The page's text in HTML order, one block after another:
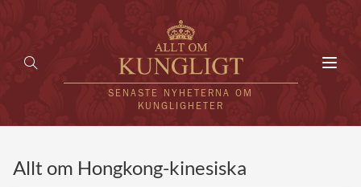
SENASTE NYHETERNA OM
KUNGLIGHETER
Allt om Hongkong-kinesiska